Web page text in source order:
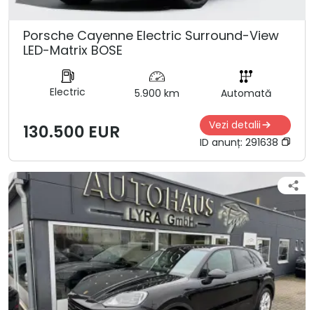
Porsche Cayenne Electric Surround-View
LED-Matrix BOSE
Electric 5.900 km Automată
130.500 EUR
Vezi detalii
ID anunț: 291638